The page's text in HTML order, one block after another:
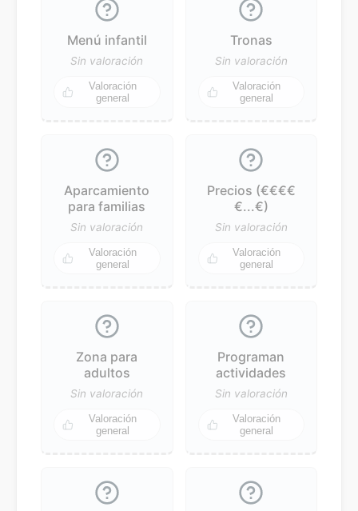
Menú infantil
Sin valoración
Valoración
general
Tronas
Sin valoración
Valoración
general
Aparcamiento
para familias
Sin valoración
Valoración
general
Precios (€€€€
€...€)
Sin valoración
Valoración
general
Zona para
adultos
Sin valoración
Valoración
general
Programan
actividades
Sin valoración
Valoración
general